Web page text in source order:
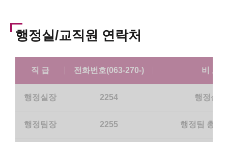
행정실/교직원 연락처
직 급 전화번호(063-270-) 비 고
행정실장 2254 행정실장
행정팀장 2255 행정팀 총괄,